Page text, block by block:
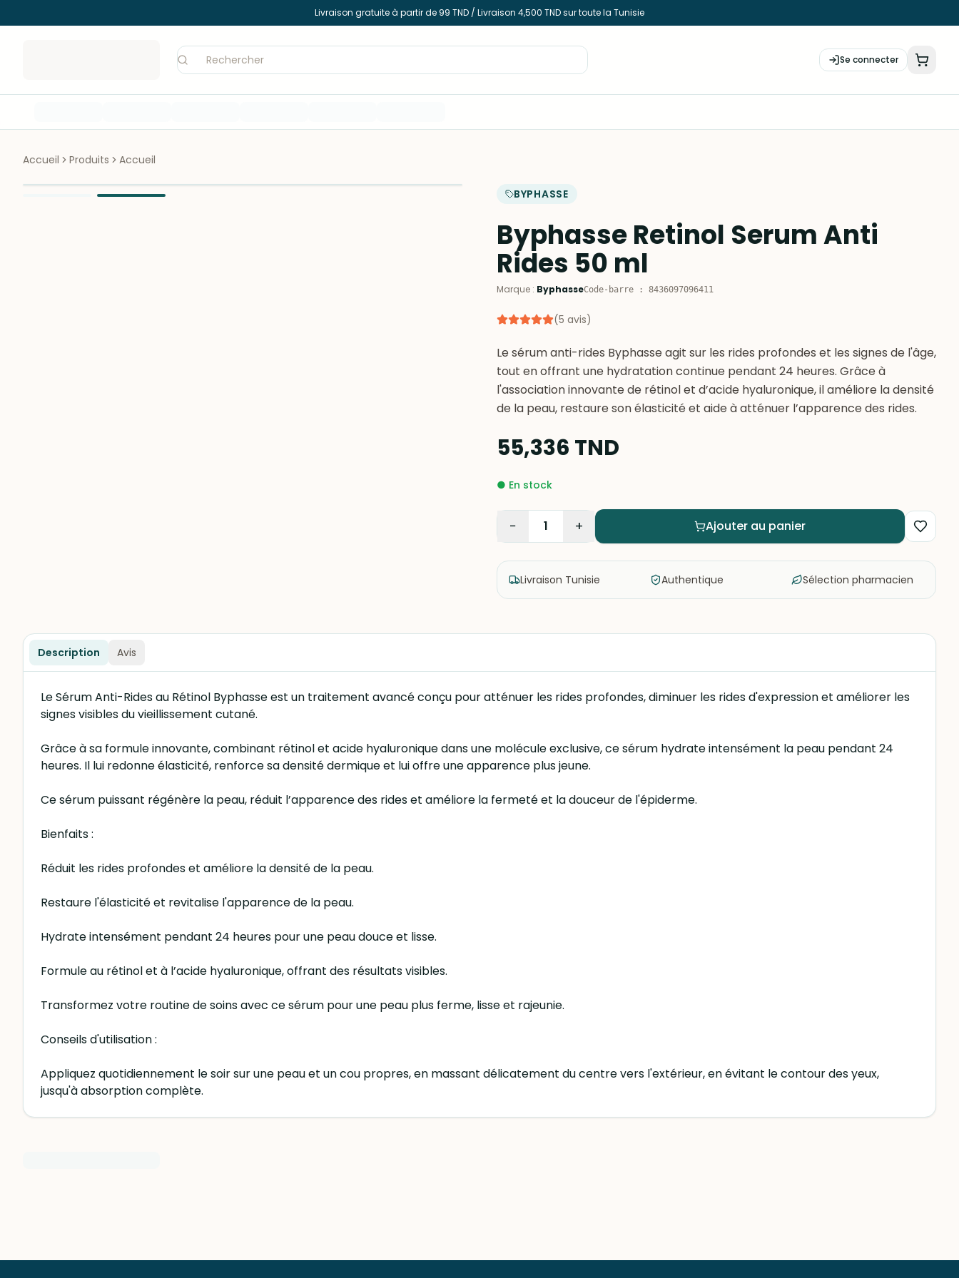
Livraison gratuite à partir de 99 TND / Livraison 4,500 TND sur toute la Tunisie
Se connecter
Accueil Produits Accueil
BYPHASSE
Byphasse Retinol Serum Anti
Rides 50 ml
Marque : ByphasseCode-barre : 8436097096411
(5 avis)
Le sérum anti-rides Byphasse agit sur les rides profondes et les signes de l'âge,
tout en offrant une hydratation continue pendant 24 heures. Grâce à
l'association innovante de rétinol et d’acide hyaluronique, il améliore la densité
de la peau, restaure son élasticité et aide à atténuer l’apparence des rides.
55,336 TND
● En stock
− 1 + Ajouter au panier
Livraison Tunisie Authentique Sélection pharmacien
Description Avis
Le Sérum Anti-Rides au Rétinol Byphasse est un traitement avancé conçu pour atténuer les rides profondes, diminuer les rides d'expression et améliorer les
signes visibles du vieillissement cutané.
Grâce à sa formule innovante, combinant rétinol et acide hyaluronique dans une molécule exclusive, ce sérum hydrate intensément la peau pendant 24
heures. Il lui redonne élasticité, renforce sa densité dermique et lui offre une apparence plus jeune.
Ce sérum puissant régénère la peau, réduit l’apparence des rides et améliore la fermeté et la douceur de l'épiderme.
Bienfaits :
Réduit les rides profondes et améliore la densité de la peau.
Restaure l'élasticité et revitalise l'apparence de la peau.
Hydrate intensément pendant 24 heures pour une peau douce et lisse.
Formule au rétinol et à l’acide hyaluronique, offrant des résultats visibles.
Transformez votre routine de soins avec ce sérum pour une peau plus ferme, lisse et rajeunie.
Conseils d'utilisation :
Appliquez quotidiennement le soir sur une peau et un cou propres, en massant délicatement du centre vers l'extérieur, en évitant le contour des yeux,
jusqu'à absorption complète.